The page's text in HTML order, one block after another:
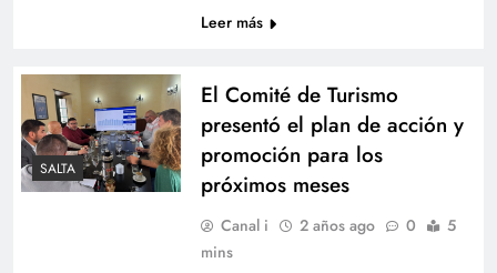
Leer más
SALTA
El Comité de Turismo
presentó el plan de acción y
promoción para los
próximos meses
Canal i 2 años ago 0
5
mins